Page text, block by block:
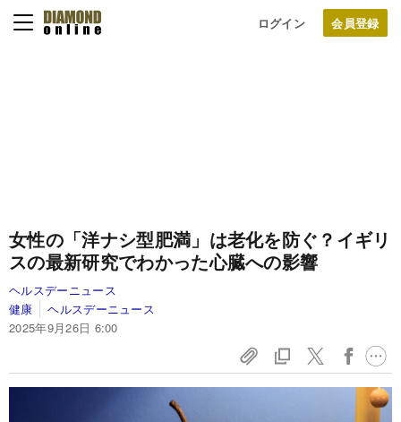
ログイン
女性の「洋ナシ型肥満」は老化を防ぐ？イギリ
スの最新研究でわかった心臓への影響
ヘルスデーニュース
健康
ヘルスデーニュース
2025年9月26日 6:00